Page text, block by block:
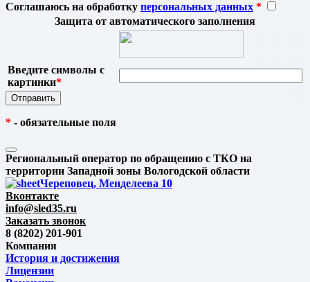
Соглашаюсь на обработку персональных данных *
Защита от автоматического заполнения
Введите символы с
картинки*
* - обязательные поля
Региональный оператор по обращению с ТКО на
территории Западной зоны Вологодской области
Череповец, Менделеева 10
Вконтакте
info@sled35.ru
Заказать звонок
8 (8202) 201-901
Компания
История и достижения
Лицензии